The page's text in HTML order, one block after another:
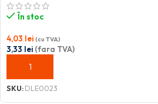
În stoc
4,03 lei (cu TVA)
3,33 lei (fara TVA)
ADAUGĂ ÎN COȘ
SKU:DLE0023